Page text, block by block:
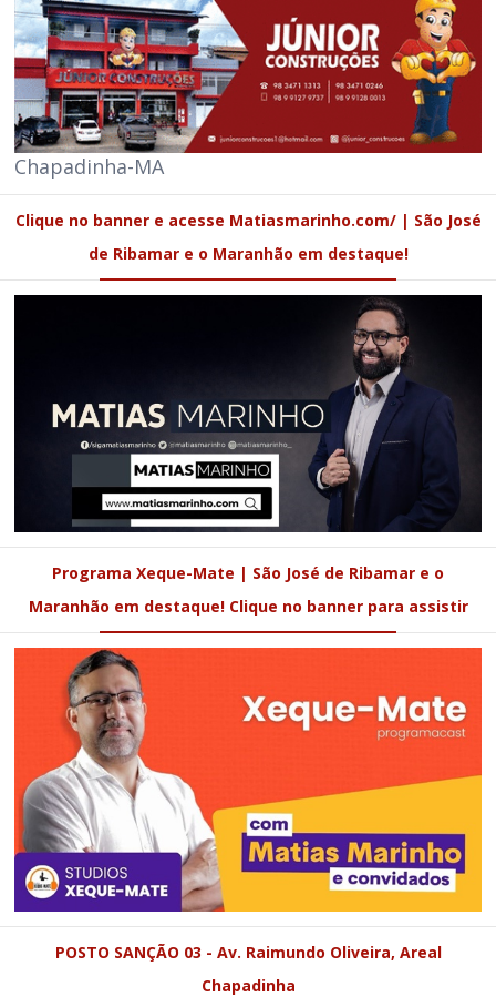
Chapadinha-MA
Clique no banner e acesse Matiasmarinho.com/ | São José
de Ribamar e o Maranhão em destaque!
Programa Xeque-Mate | São José de Ribamar e o
Maranhão em destaque! Clique no banner para assistir
POSTO SANÇÃO 03 - Av. Raimundo Oliveira, Areal
Chapadinha